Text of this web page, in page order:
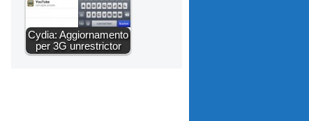
Cydia: Aggiornamento
per 3G unrestrictor